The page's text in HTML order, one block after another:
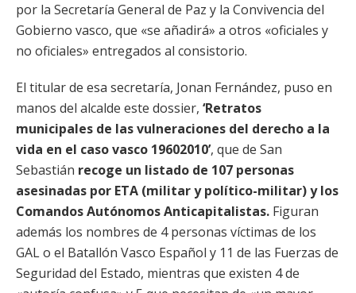
por la Secretaría General de Paz y la Convivencia del
Gobierno vasco, que «se añadirá» a otros «oficiales y
no oficiales» entregados al consistorio.
El titular de esa secretaría, Jonan Fernández, puso en
manos del alcalde este dossier, ‘Retratos
municipales de las vulneraciones del derecho a la
vida en el caso vasco 19602010’, que de San
Sebastián recoge un listado de 107 personas
asesinadas por ETA (militar y político-militar) y los
Comandos Autónomos Anticapitalistas. Figuran
además los nombres de 4 personas víctimas de los
GAL o el Batallón Vasco Español y 11 de las Fuerzas de
Seguridad del Estado, mientras que existen 4 de